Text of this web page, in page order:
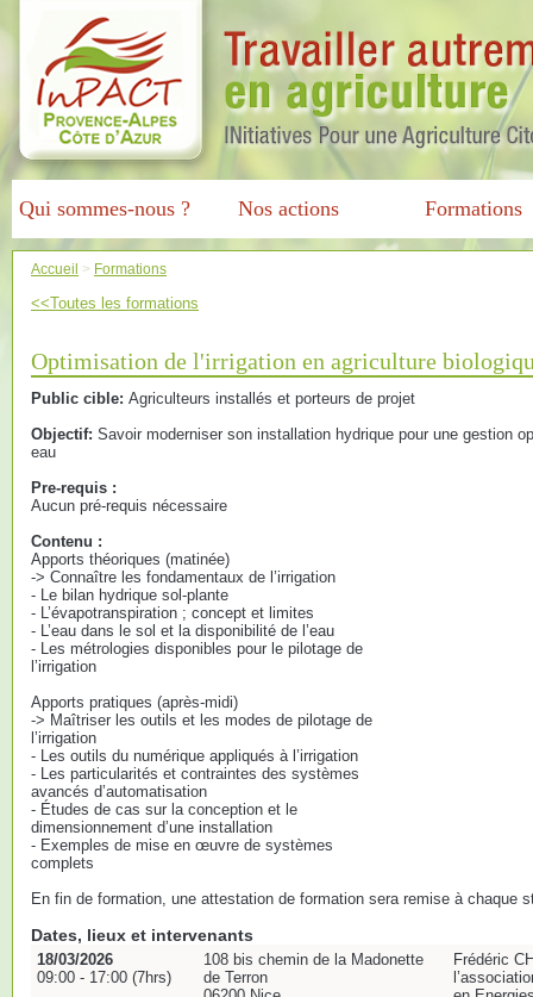
Qui sommes-nous ? Nos actions Formations
Accueil > Formations
<<Toutes les formations
Optimisation de l'irrigation en agriculture
Public cible: Agriculteurs installés et porteurs de projet
Objectif: Savoir moderniser son installation hydrique pour une gestion
eau
Pre-requis :
Aucun pré-requis nécessaire
Contenu :
Apports théoriques (matinée)
-> Connaître les fondamentaux de l’irrigation
- Le bilan hydrique sol-plante
- L’évapotranspiration ; concept et limites
- L’eau dans le sol et la disponibilité de l’eau
- Les métrologies disponibles pour le pilotage de
l’irrigation
Apports pratiques (après-midi)
-> Maîtriser les outils et les modes de pilotage de
l’irrigation
- Les outils du numérique appliqués à l’irrigation
- Les particularités et contraintes des systèmes
avancés d’automatisation
- Études de cas sur la conception et le
dimensionnement d’une installation
- Exemples de mise en œuvre de systèmes
complets
En fin de formation, une attestation de formation sera remise à chaque
Dates, lieux et intervenants
18/03/2026
09:00 - 17:00 (7hrs)
108 bis chemin de la Madonette
de Terron
Frédéric